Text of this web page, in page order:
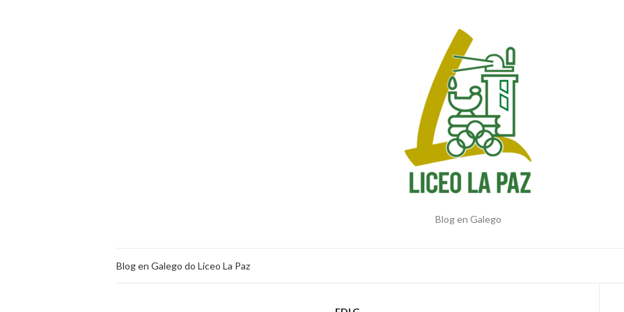
Blog en Galego
Blog en Galego do Liceo La Paz